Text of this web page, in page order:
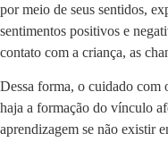
por meio de seus sentidos,
sentimentos positivos e
contato com a criança, as
Dessa forma, o cuidado com
haja a formação do vínculo
aprendizagem se não existir